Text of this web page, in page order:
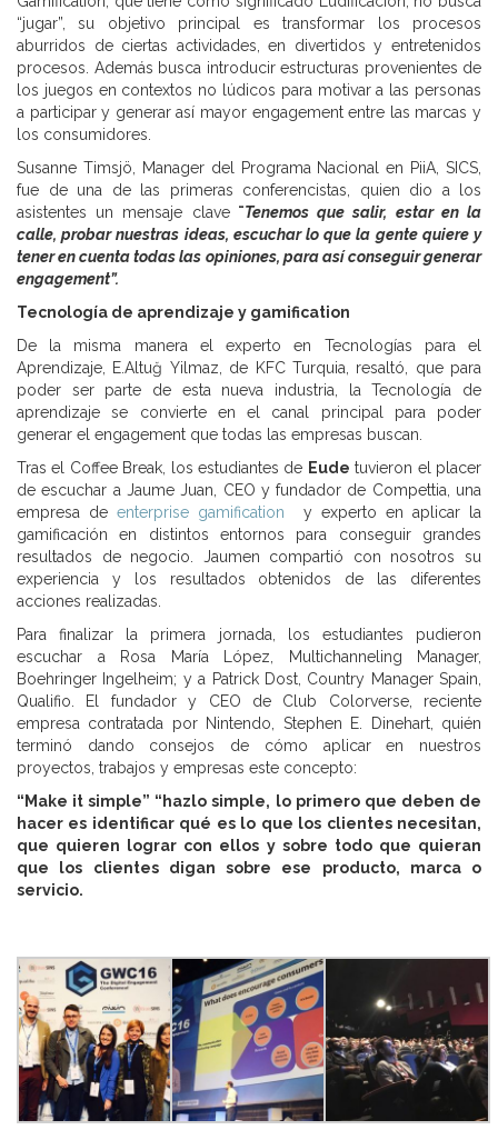
“jugar”, su objetivo principal es transformar los procesos
aburridos de ciertas actividades, en divertidos y entretenidos
procesos. Además busca introducir estructuras provenientes de
los juegos en contextos no lúdicos para motivar a las personas
a participar y generar así mayor engagement entre las marcas y
los consumidores.
Susanne Timsjö, Manager del Programa Nacional en PiiA, SICS,
fue de una de las primeras conferencistas, quien dio a los
asistentes un mensaje clave¨Tenemos que salir, estar en la
calle, probar nuestras ideas, escuchar lo que la gente quiere y
tener en cuenta todas las opiniones, para así conseguir generar
engagement”.
Tecnología de aprendizaje y gamification
De la misma manera el experto en Tecnologías para el
Aprendizaje, E.Altuğ Yilmaz, de KFC Turquia, resaltó, que para
poder ser parte de esta nueva industria, la Tecnología de
aprendizaje se convierte en el canal principal para poder
generar el engagement que todas las empresas buscan.
Tras el Coffee Break, los estudiantes de Eude tuvieron el placer
de escuchar a Jaume Juan, CEO y fundador de Compettia, una
empresa deenterprise gamification y experto en aplicar la
gamificación en distintos entornos para conseguir grandes
resultados de negocio. Jaumen compartió con nosotros su
experiencia y los resultados obtenidos de las diferentes
acciones realizadas.
Para finalizar la primera jornada, los estudiantes pudieron
escuchar a Rosa María López, Multichanneling Manager,
Boehringer Ingelheim; y a Patrick Dost, Country Manager Spain,
Qualifio. El fundador y CEO de Club Colorverse, reciente
empresa contratada por Nintendo, Stephen E. Dinehart, quién
terminó dando consejos de cómo aplicar en nuestros
proyectos, trabajos y empresas este concepto:
“Make it simple” “hazlo simple, lo primero que deben de
hacer es identificar qué es lo que los clientes necesitan,
que quieren lograr con ellos y sobre todo que quieran
que los clientes digan sobre ese producto, marca o
servicio.